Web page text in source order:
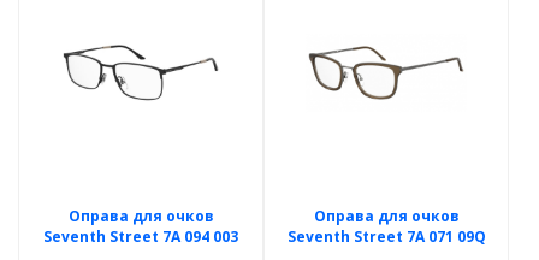
Оправа для очков
Seventh Street 7A 094 003
Оправа для очков
Seventh Street 7A 071 09Q